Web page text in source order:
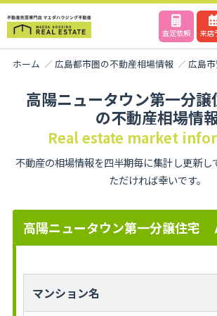
査定依頼 来店
ホーム 広島都市圏の不動産相場情報 広島
高陽ニュータウン第一分
の不動産相場情
Real estate market
不動産の相場情報を四半期毎に集計し更新し
ただければ幸いです。
高陽ニュータウン第一分譲住宅
マンション名